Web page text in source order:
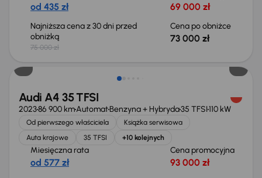
od 435 zł 69 000 zł
Najniższa cena z 30 dni przed
obniżką
75 000 zł
Cena po obniżce
73 000 zł
Możliwość odliczenia VAT
Audi A4 35 TFSI
202386 900 kmAutomatBenzyna + Hybryda35 TFSI110 kW
Od pierwszego właściciela
Książka serwisowa
Auta krajowe
35 TFSI +10 kolejnych
Miesięczna rata
od 577 zł
Cena promocyjna
93 000 zł